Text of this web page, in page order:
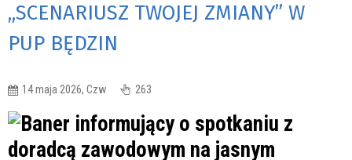
„SCENARIUSZ TWOJEJ ZMIANY” W
PUP BĘDZIN
14 maja 2026, Czw 263